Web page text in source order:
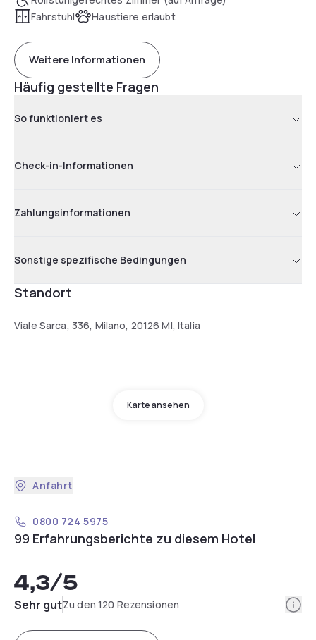
Fahrstuhl
Haustiere erlaubt
Weitere Informationen
Häufig gestellte Fragen
So funktioniert es
Check-in-Informationen
Zahlungsinformationen
Sonstige spezifische Bedingungen
Standort
Viale Sarca, 336, Milano, 20126 MI, Italia
Karte ansehen
Anfahrt
0800 724 5975
99 Erfahrungsberichte zu diesem Hotel
4,3/5
Sehr gutZu den 120 Rezensionen